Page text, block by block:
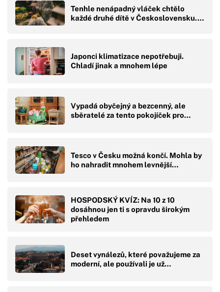
Tenhle nenápadný vláček chtělo
každé druhé dítě v Československu.…
Japonci klimatizace nepotřebuji.
Chladí jinak a mnohem lépe
Vypadá obyčejný a bezcenný, ale
sběratelé za tento pokojíček pro…
Tesco v Česku možná končí. Mohla by
ho nahradit mnohem levnější…
HOSPODSKÝ KVÍZ: Na 10 z 10
dosáhnou jen ti s opravdu širokým
přehledem
Deset vynálezů, které považujeme za
moderní, ale používali je už…